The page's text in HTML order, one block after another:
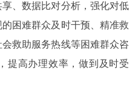
、数据比对分析，强化对低
困难群众及时干预、精准救
救助服务热线等困难群众咨
提高办理效率，做到及时受